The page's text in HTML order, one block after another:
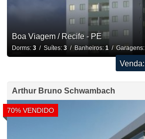
Boa Viagem / Recife - PE
Dorms: 3/ Suítes: 3/ Banheiros: 1/ Garagens:
Venda:
Arthur Bruno Schwambach
70% VENDIDO